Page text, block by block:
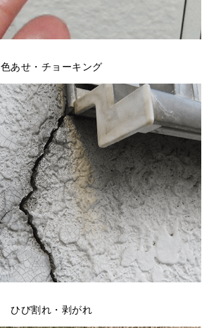
色あせ・チョーキング
ひび割れ・剥がれ